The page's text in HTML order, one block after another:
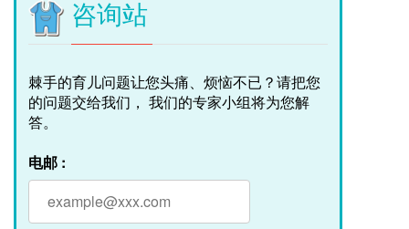
咨询站
棘手的育儿问题让您头痛、烦恼不已？请把您
的问题交给我们， 我们的专家小组将为您解
答。
电邮 :